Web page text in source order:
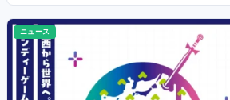
ニュース